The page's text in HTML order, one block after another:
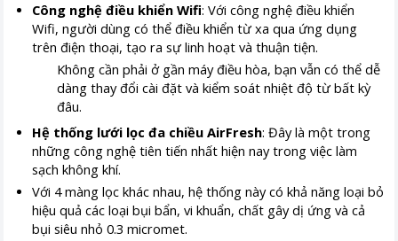
Công nghệ điều khiển Wifi: Với công nghệ điều khiển
Wifi, người dùng có thể điều khiển từ xa qua ứng dụng
trên điện thoại, tạo ra sự linh hoạt và thuận tiện.
Không cần phải ở gần máy điều hòa, bạn vẫn có thể dễ
dàng thay đổi cài đặt và kiểm soát nhiệt độ từ bất kỳ
đâu.
Hệ thống lưới lọc đa chiều AirFresh: Đây là một trong
những công nghệ tiên tiến nhất hiện nay trong việc làm
sạch không khí.
Với 4 màng lọc khác nhau, hệ thống này có khả năng loại bỏ
hiệu quả các loại bụi bẩn, vi khuẩn, chất gây dị ứng và cả
bụi siêu nhỏ 0.3 micromet.